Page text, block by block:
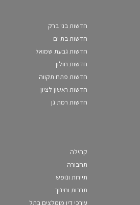
חדשות בני ברק
חדשות בת ים
חדשות גבעת שמואל
חדשות חולון
חדשות פתח תקווה
חדשות ראשון לציון
חדשות רמת גן
קהילה
תחבורה
תיירות ונופש
תרבות וחינוך
עורכי דין מומלצים בתל